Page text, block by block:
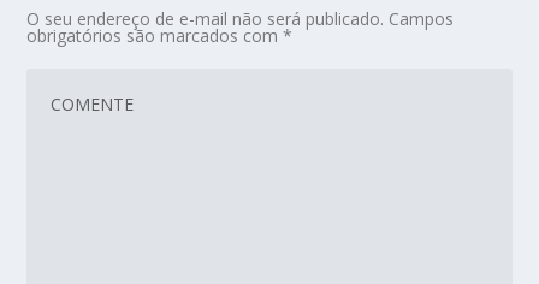
O seu endereço de e-mail não será publicado. Campos
obrigatórios são marcados com*